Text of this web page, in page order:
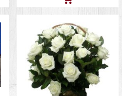
Добавить
в
корзину